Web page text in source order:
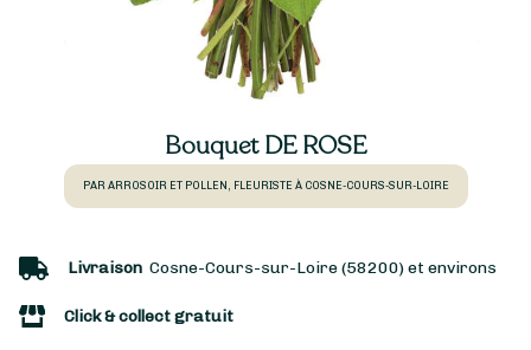
Bouquet DE ROSE
PAR ARROSOIR ET POLLEN, FLEURISTE À COSNE-COURS-SUR-LOIRE
Livraison Cosne-Cours-sur-Loire (58200) et environs
Click & collect gratuit